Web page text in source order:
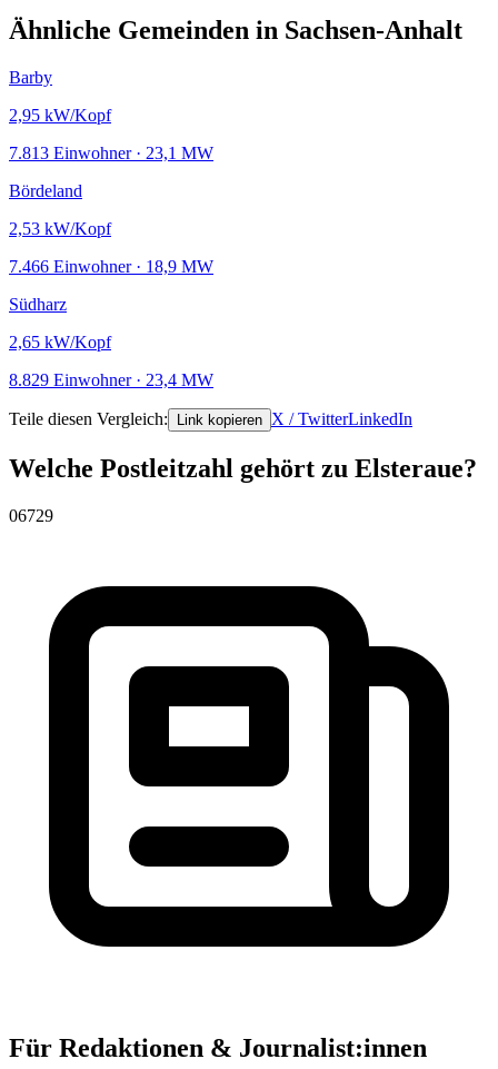
Ähnliche Gemeinden in Sachsen-Anhalt
Barby
2,95 kW/Kopf
7.813 Einwohner · 23,1 MW
Bördeland
2,53 kW/Kopf
7.466 Einwohner · 18,9 MW
Südharz
2,65 kW/Kopf
8.829 Einwohner · 23,4 MW
Teile diesen Vergleich: Link kopieren X / TwitterLinkedIn
Welche Postleitzahl gehört zu Elsteraue?
06729
Für Redaktionen & Journalist:innen